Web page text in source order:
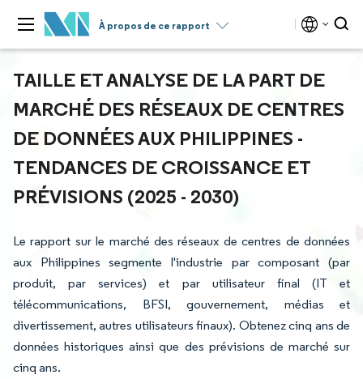
À propos de ce rapport
TAILLE ET ANALYSE DE LA PART DE
MARCHÉ DES RÉSEAUX DE CENTRES
DE DONNÉES AUX PHILIPPINES -
TENDANCES DE CROISSANCE ET
PRÉVISIONS (2025 - 2030)
Le rapport sur le marché des réseaux de centres de données
aux Philippines segmente l'industrie par composant (par
produit, par services) et par utilisateur final (IT et
télécommunications, BFSI, gouvernement, médias et
divertissement, autres utilisateurs finaux). Obtenez cinq ans de
données historiques ainsi que des prévisions de marché sur
cinq ans.